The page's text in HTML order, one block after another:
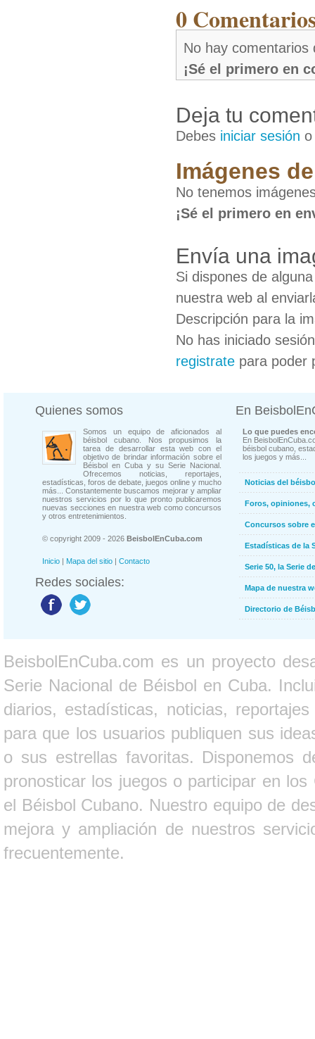
0
No hay
¡Sé el primero en
Deja tu
Debes iniciar sesión
Imágenes
No tenemos
¡Sé el primero en
Envía una
Si dispones de
nuestra web al
Descripción para la
No has iniciado
registrate para poder
Quienes somos
Somos un equipo de aficionados al
béisbol cubano. Nos propusimos la
tarea de desarrollar esta web con el
objetivo de brindar información sobre el
Béisbol en Cuba y su Serie Nacional.
Ofrecemos noticias, reportajes,
estadísticas, foros de debate, juegos online y mucho
más... Constantemente buscamos mejorar y ampliar
nuestros servicios por lo que pronto publicaremos
nuevas secciones en nuestra web como concursos
y otros entretenimientos.
© copyright 2009 - 2026 BeisbolEnCuba.com
Inicio | Mapa del sitio | Contacto
Redes sociales:
En
Lo que puedes
En
béisbol cubano,
los juegos y más...
Noticias del
Foros, opiniones,
Concursos sobre
Estadísticas de la
Serie 50, la Serie
Mapa de nuestra
Directorio de
BeisbolEnCuba.com es un proyecto
Serie Nacional de Béisbol en Cuba.
diarios, estadísticas, noticias,
para que los usuarios publiquen sus
o sus estrellas favoritas. Disponemos
pronosticar los juegos o participar en
el Béisbol Cubano. Nuestro equipo de
mejora y ampliación de nuestros
frecuentemente.